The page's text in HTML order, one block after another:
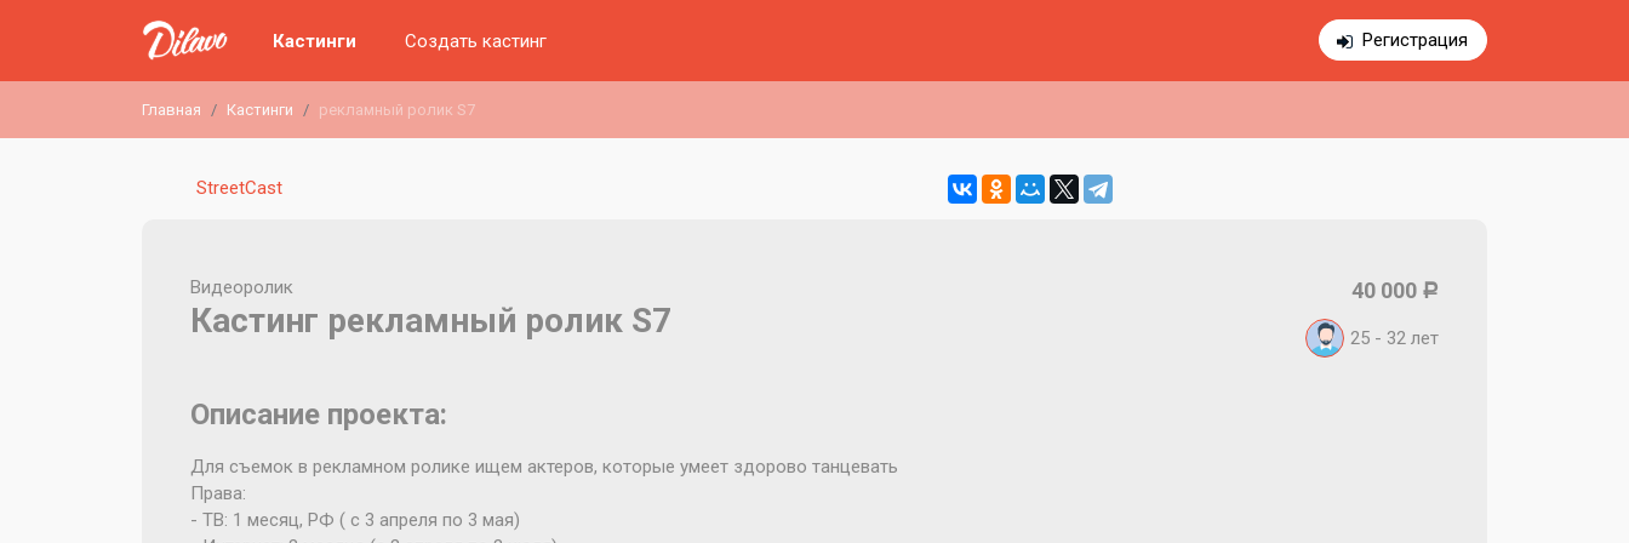
Регистрация
Кастинги Создать кастинг
Главная Кастинги рекламный ролик S7
StreetCast
Видеоролик
Кастинг рекламный ролик S7
40 000 Р
25 - 32лет
Описание проекта:
Для съемок в рекламном ролике ищем актеров, которые умеет здорово танцевать
Права:
- ТВ: 1 месяц, РФ ( с 3 апреля по 3 мая)